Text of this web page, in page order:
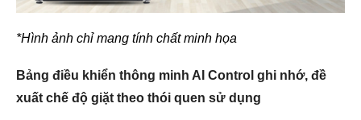
*Hình ảnh chỉ mang tính chất minh họa
Bảng điều khiển thông minh AI Control ghi nhớ, đề
xuất chế độ giặt theo thói quen sử dụng